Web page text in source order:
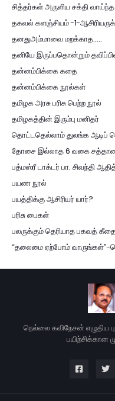
சித்தர்கள் அருளிய சக்தி
தகவல் களஞ்சியம் -1-
தனதுஅம்மாவை மறக்காத.....
தனியே இருப்பதொன்றும்
தன்னம்பிக்கை கதை
தன்னம்பிக்கை நூல்கள்
தமிழக அரசு பரிசு பெற்ற நூல்
தமிழகத்தின் இரும்பு மனிதர்
தொட்டதெல்லாம் துலங்க ஆடிப்
தோசை இல்லாத 6 வகை
பத்மஸ்ரீ டாக்டர் பா. சிவந்தி
பயண நூல்
பயத்திக்கு ஆசிரியர் யார்?
பரிசு பைகள்
பலருக்கும் தெரியாத பகவத்
“தலைமை ஏற்போம் வாருங்கள்”-
நெல்லை கவிநேசன் எழுதிய